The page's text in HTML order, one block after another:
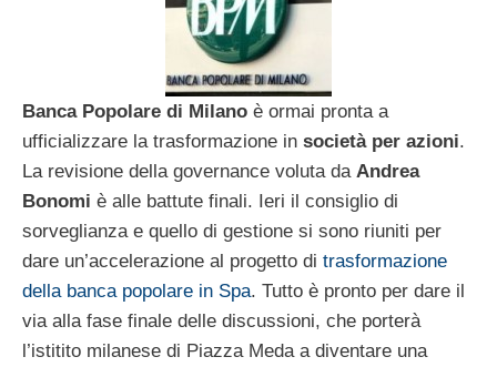
Banca Popolare di Milano è ormai pronta a
ufficializzare la trasformazione in società per azioni.
La revisione della governance voluta da Andrea
Bonomi è alle battute finali. Ieri il consiglio di
sorveglianza e quello di gestione si sono riuniti per
dare un’accelerazione al progetto di trasformazione
della banca popolare in Spa. Tutto è pronto per dare il
via alla fase finale delle discussioni, che porterà
l’istitito milanese di Piazza Meda a diventare una